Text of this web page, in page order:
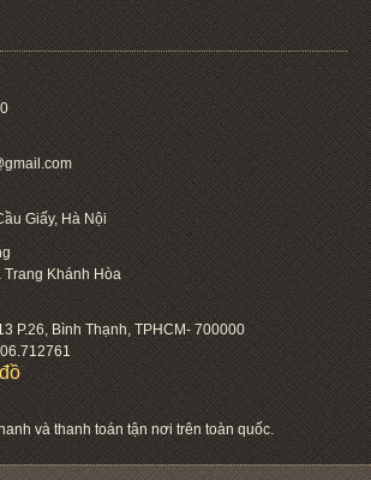
Giấy, Hà Nội
Trang Khánh Hòa
P.26,Bình Thạnh,TPHCM-700000
và thanh toán tận nơi trên toàn quốc.